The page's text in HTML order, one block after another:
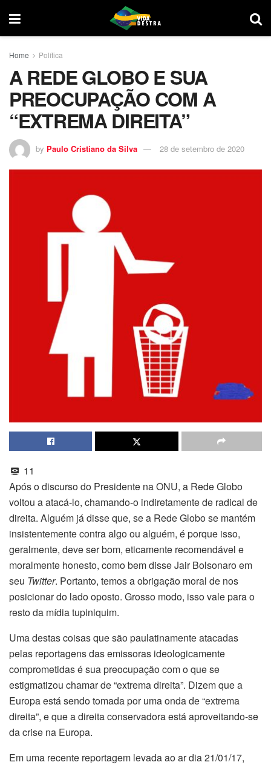
Home Política
A REDE GLOBO E SUA
PREOCUPAÇÃO COM A
“EXTREMA DIREITA”
by Paulo Cristiano da Silva 28 de setembro de 2020
11
Após o discurso do Presidente na ONU, a Rede Globo
voltou a atacá-lo, chamando-o indiretamente de radical de
direita. Alguém já disse que, se a Rede Globo se mantém
insistentemente contra algo ou alguém, é porque isso,
geralmente, deve ser bom, eticamente recomendável e
moralmente honesto, como bem disse Jair Bolsonaro em
seu Twitter. Portanto, temos a obrigação moral de nos
posicionar do lado oposto. Grosso modo, isso vale para o
resto da mídia tupiniquim.
Uma destas coisas que são paulatinamente atacadas
pelas reportagens das emissoras ideologicamente
comprometidas é sua preocupação com o que se
estigmatizou chamar de “extrema direita”. Dizem que a
Europa está sendo tomada por uma onda de “extrema
direita”, e que a direita conservadora está aproveitando-se
da crise na Europa.
Em uma recente reportagem levada ao ar dia 21/01/17,